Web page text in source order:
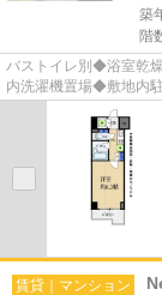
築
階
バストイレ別◆浴室乾
内洗濯機置場◆敷地内
ートロック◆エレベー
賃貸｜マンション